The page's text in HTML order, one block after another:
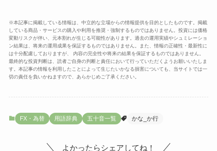
※本記事に掲載している情報は、中立的な立場からの情報提供を目的としたものです。掲載
している商品・サービスの購入や利用を推奨・強制するものではありません。投資には価格
変動リスクが伴い、元本割れが生じる可能性があります。過去の運用実績やシュミレーショ
ン結果は、将来の運用成果を保証するものではありません。また、情報の正確性・最新性に
は十分配慮しておりますが、 内容の完全性や将来の結果を保証するものではありません。
最終的な投資判断は、読者ご自身の判断と責任において行っていただくようお願いいたしま
す。本記事の情報を利用したことによって生じたいかなる損害についても、当サイトでは一
切の責任を負いかねますので、あらかじめご了承ください。
FX・為替 用語辞典 五十音一覧 かな_か行
よかったらシェアしてね！